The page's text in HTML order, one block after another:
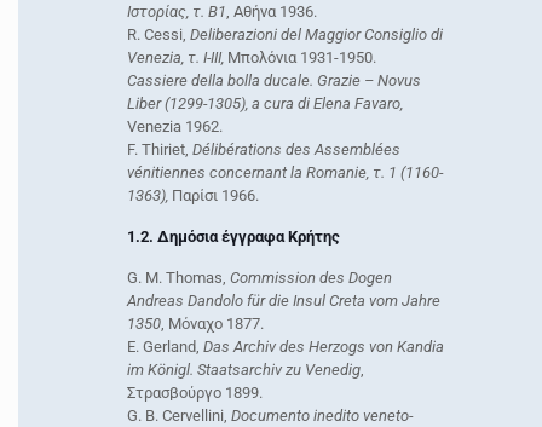
Iστορίας, τ. B1 , Aθήνα 1936.
R. Cessi, Deliberazioni del Maggior Consiglio di
Venezia, τ. Ι-ΙΙΙ, Μπολόνια 1931-1950.
Cassiere della bolla ducale. Grazie – Novus
Liber (1299-1305), a cura di Elena Favaro,
Venezia 1962.
F. Thiriet, Délibérations des Assemblées
vénitiennes concernant la Romanie, τ. 1 (1160-
1363), Παρίσι 1966.
1.2. Δημόσια έγγραφα Κρήτης
G. M. Thomas, Commission des Dogen
Andreas Dandolo für die Insul Creta vom Jahre
1350 , Mόναχο 1877.
E. Gerland, Das Archiv des Herzogs von Kandia
im Königl. Staatsarchiv zu Venedig
Στρασβούργο 1899.
G. B. Cervellini, Documento inedito veneto-